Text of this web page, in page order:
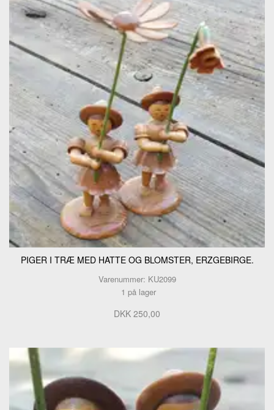
PIGER I TRÆ MED HATTE OG BLOMSTER, ERZGEBIRGE.
Varenummer: KU2099
1 på lager
DKK 250,00